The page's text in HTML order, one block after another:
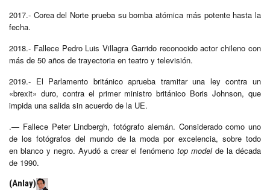
2017.- Corea del Norte prueba su bomba atómica más potente hasta la
fecha.
2018.- Fallece Pedro Luis Villagra Garrido reconocido actor chileno con
más de 50 años de trayectoria en teatro y televisión.
2019.- El Parlamento británico aprueba tramitar una ley contra un
«brexit» duro, contra el primer ministro británico Boris Johnson, que
impida una salida sin acuerdo de la UE.
.— Fallece Peter Lindbergh, fotógrafo alemán. Considerado como uno
de los fotógrafos del mundo de la moda por excelencia, sobre todo
en blanco y negro. Ayudó a crear el fenómenotop modelde la década
de 1990.
(Anlay)